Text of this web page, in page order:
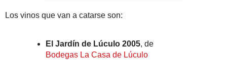
Los vinos que van a catarse son:
El Jardín de Lúculo 2005, de
Bodegas La Casa de Lúculo